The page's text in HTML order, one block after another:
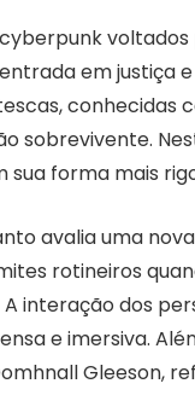
em justiça
conhecidas
sobrevivente.
sua forma mais
avalia uma
rotineiros
interação dos
e imersiva.
Gleeson,